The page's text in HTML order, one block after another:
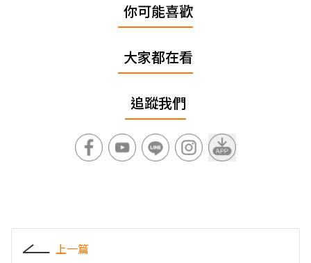
你可能喜歡
大家都在看
追蹤我們
上一篇